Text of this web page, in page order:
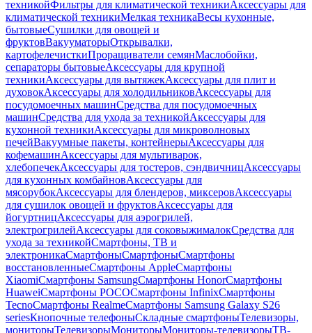
техникойФильтры для климатической техникиАксессуары для
климатической техникиМелкая техникаВесы кухонные,
бытовыеСушилки для овощей и
фруктовВакууматорыОткрывалки,
картофелечисткиПроращиватели семянМаслобойки,
сепараторы бытовыеАксессуары для крупной
техникиАксессуары для вытяжекАксессуары для плит и
духовокАксессуары для холодильниковАксессуары для
посудомоечных машинСредства для посудомоечных
машинСредства для ухода за техникойАксессуары для
кухонной техникиАксессуары для микроволновых
печейВакуумные пакеты, контейнерыАксессуары для
кофемашинАксессуары для мультиварок,
хлебопечекАксессуары для тостеров, сэндвичницАксессуары
для кухонных комбайновАксессуары для
мясорубокАксессуары для блендеров, миксеровАксессуары
для сушилок овощей и фруктовАксессуары для
йогуртницАксессуары для аэрогрилей,
электрогрилейАксессуары для соковыжималокСредства для
ухода за техникойСмартфоны, ТВ и
электроникаСмартфоныСмартфоныСмартфоны
восстановленныеСмартфоны AppleСмартфоны
XiaomiСмартфоны SamsungСмартфоны HonorСмартфоны
HuaweiСмартфоны POCOСмартфоны InfinixСмартфоны
TecnoСмартфоны RealmeСмартфоны Samsung Galaxy S26
seriesКнопочные телефоныСкладные смартфоныТелевизоры,
мониторыТелевизорыМониторыМониторы-телевизорыТВ-